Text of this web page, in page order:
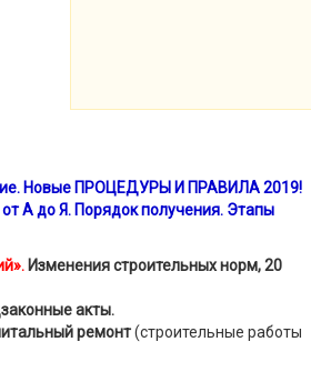
Новые ПРОЦЕДУРЫ И ПРАВИЛА 2019!
до Я. Порядок получения. Этапы
Изменения строительных норм, 20
акты.
ремонт(строительные работы